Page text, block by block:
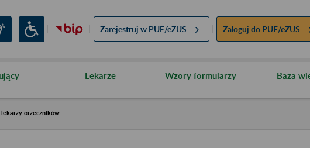
Zarejestruj w PUE/eZUS Zaloguj do PUE/eZUS
Lekarze Wzory formularzy Baza
lekarzy orzeczników